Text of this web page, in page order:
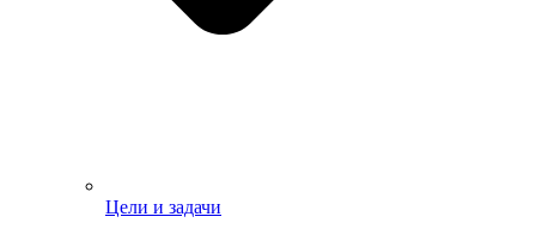
Цели и задачи